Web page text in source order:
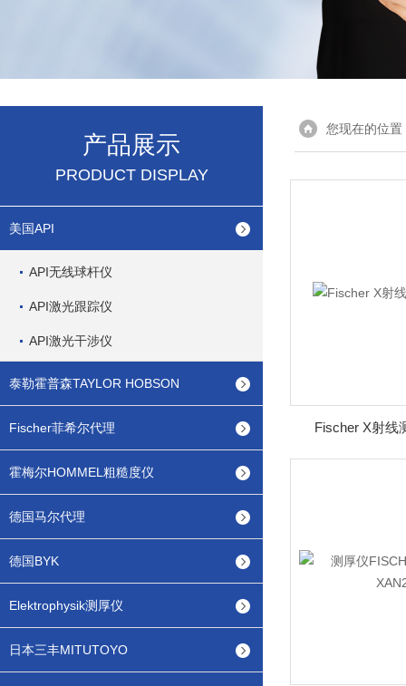
产品展示
PRODUCT DISPLAY
美国API
API无线球杆仪
API激光跟踪仪
API激光干涉仪
泰勒霍普森TAYLOR HOBSON
Fischer菲希尔代理
霍梅尔HOMMEL粗糙度仪
德国马尔代理
德国BYK
Elektrophysik测厚仪
日本三丰MITUTOYO
您现在的位置
Fischer X射线